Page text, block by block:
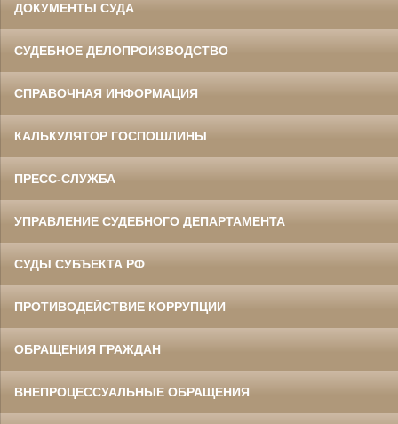
ДОКУМЕНТЫ СУДА
СУДЕБНОЕ ДЕЛОПРОИЗВОДСТВО
СПРАВОЧНАЯ ИНФОРМАЦИЯ
КАЛЬКУЛЯТОР ГОСПОШЛИНЫ
ПРЕСС-СЛУЖБА
УПРАВЛЕНИЕ СУДЕБНОГО ДЕПАРТАМЕНТА
СУДЫ СУБЪЕКТА РФ
ПРОТИВОДЕЙСТВИЕ КОРРУПЦИИ
ОБРАЩЕНИЯ ГРАЖДАН
ВНЕПРОЦЕССУАЛЬНЫЕ ОБРАЩЕНИЯ